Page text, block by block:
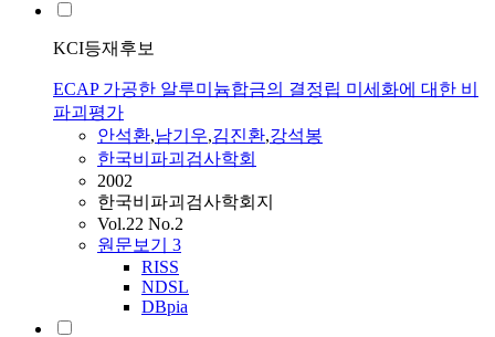
KCI등재후보
ECAP 가공한 알루미늄합금의 결정립 미세화에 대한 비
파괴평가
안석환,남기우,김진환,강석봉
한국비파괴검사학회
2002
한국비파괴검사학회지
Vol.22 No.2
원문보기 3
RISS
NDSL
DBpia